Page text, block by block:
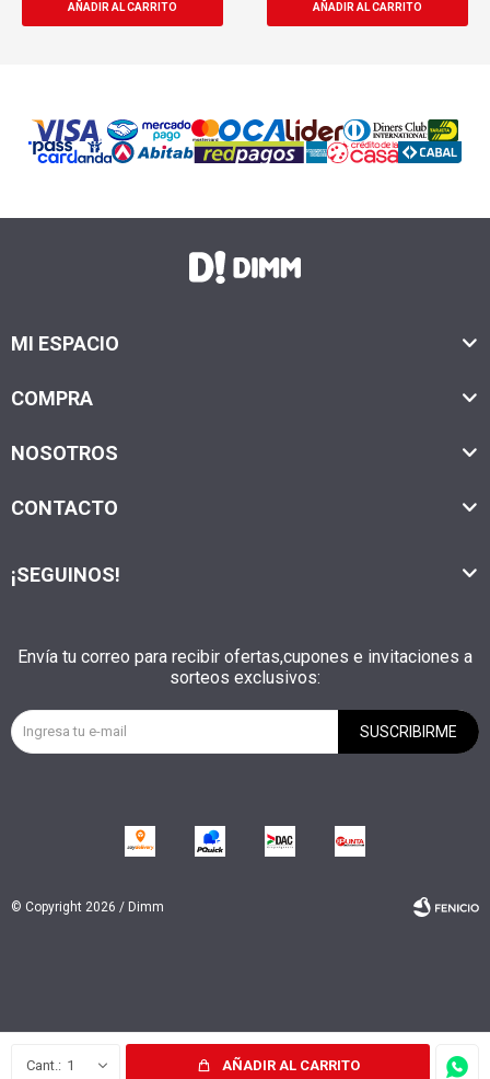
1 AÑADIR AL CARRITO
MI ESPACIO
COMPRA
NOSOTROS
CONTACTO
Envía tu correo para recibir ofertas,cupones e invitaciones a
sorteos exclusivos:
SUSCRIBIRME
¡SEGUINOS!
© Copyright 2026 / Dimm
Fenicio